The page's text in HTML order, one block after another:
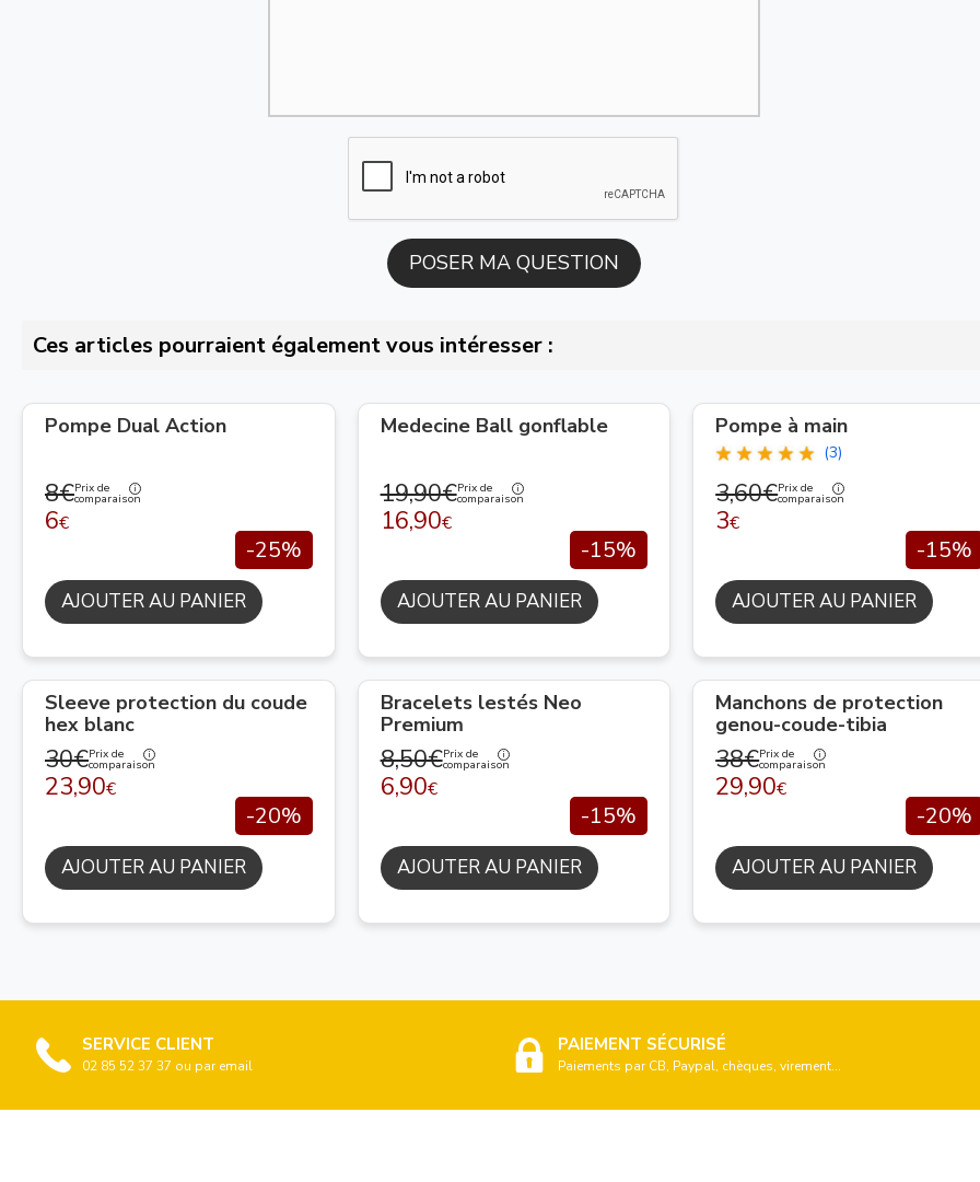
Ces articles pourraient également vous intéresser :
Pompe Dual Action
8€Prix de
comparaison
6€
-25%
AJOUTER AU PANIER
Medecine Ball gonflable
19,90€Prix de
comparaison
16,90€
-15%
AJOUTER AU PANIER
Pompe à main
(3)
3,60€Prix de
comparaison
3€
-15%
AJOUTER AU PANIER
Sleeve protection du coude
hex blanc
30€Prix de
comparaison
23,90€
-20%
AJOUTER AU PANIER
Bracelets lestés Neo
Premium
8,50€Prix de
comparaison
6,90€
-15%
AJOUTER AU PANIER
Manchons de protection
genou-coude-tibia
38€Prix de
comparaison
29,90€
-20%
AJOUTER AU PANIER
SERVICE CLIENT
02 85 52 37 37 ou par email
PAIEMENT SÉCURISÉ
Paiements par CB, Paypal, chèques, virement...